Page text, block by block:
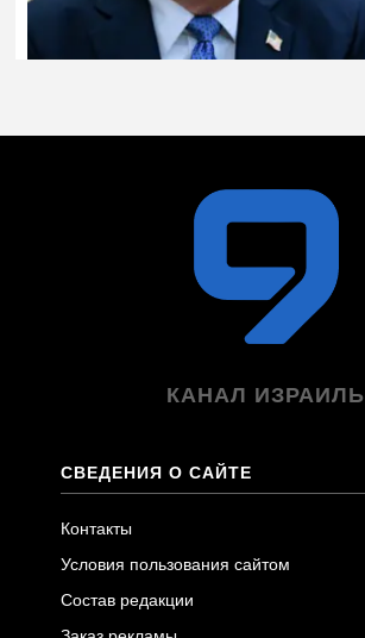
КАНАЛ ИЗРАИЛЬ
СВЕДЕНИЯ О САЙТЕ
Контакты
Условия пользования сайтом
Состав редакции